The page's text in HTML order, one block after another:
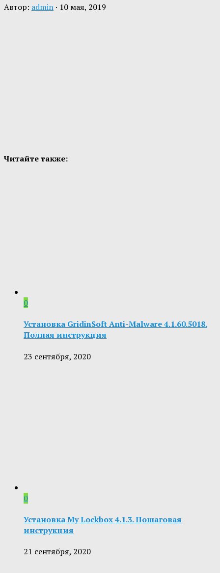
Автор: admin · 10 мая, 2019
Читайте также:
0
Установка GridinSoft Anti-Malware 4.1.60.5018.
Полная инструкция
23 сентября, 2020
0
Установка My Lockbox 4.1.3. Пошаговая
инструкция
21 сентября, 2020